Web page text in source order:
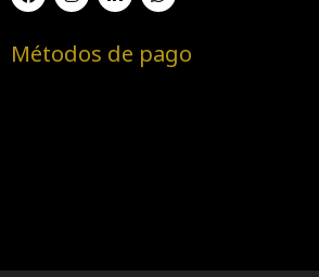
Métodos de pago